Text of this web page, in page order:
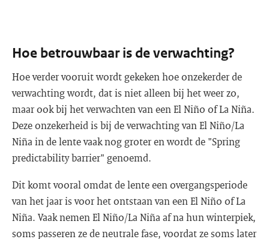
Hoe betrouwbaar is de verwachting?
Hoe verder vooruit wordt gekeken hoe onzekerder de
verwachting wordt, dat is niet alleen bij het weer zo,
maar ook bij het verwachten van een El Niño of La Niña.
Deze onzekerheid is bij de verwachting van El Niño/La
Niña in de lente vaak nog groter en wordt de "Spring
predictability barrier" genoemd.
Dit komt vooral omdat de lente een overgangsperiode
van het jaar is voor het ontstaan van een El Niño of La
Niña. Vaak nemen El Niño/La Niña af na hun winterpiek,
soms passeren ze de neutrale fase, voordat ze soms later